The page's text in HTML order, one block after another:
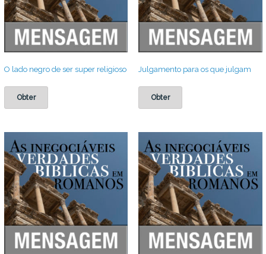
O lado negro de ser super religioso
Obter
Julgamento para os que julgam
Obter